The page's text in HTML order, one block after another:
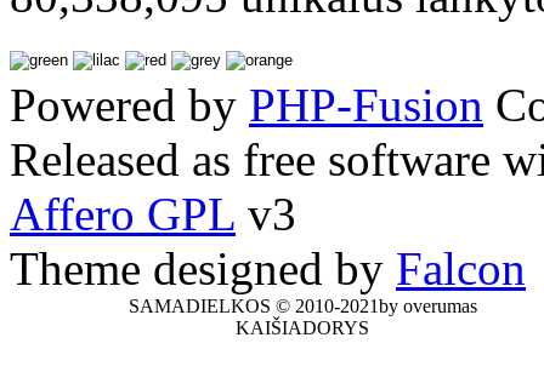
Powered by PHP-Fusion
Released as free software
Affero GPL v3
Theme designed by Falcon
SAMADIELKOS © 2010-2021by overumas
KAIŠIADORYS